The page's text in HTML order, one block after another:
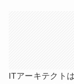
ITアーキテクト